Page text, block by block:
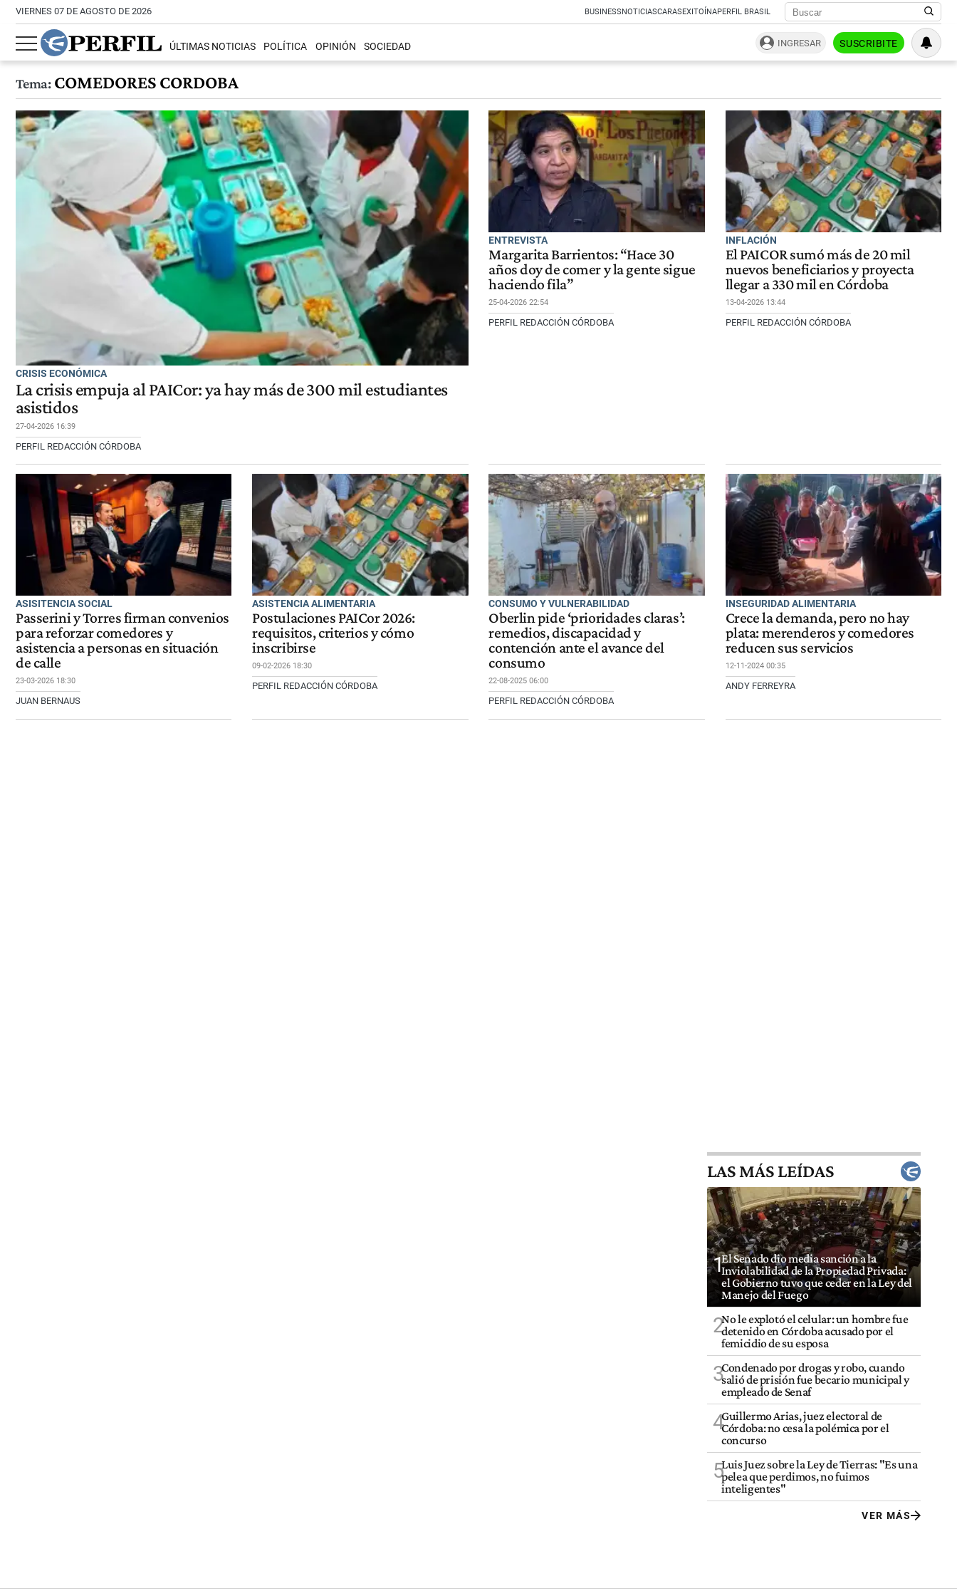
VIERNES 07 DE AGOSTO DE 2026 BUSINESSNOTICIASCARASEXITOÍNAPERFIL BRASIL
ÚLTIMAS NOTICIAS POLÍTICA OPINIÓN SOCIEDAD INGRESAR SUSCRIBITE
Tema:COMEDORES CORDOBA
CRISIS ECONÓMICA
La crisis empuja al PAICor: ya hay más de 300 mil estudiantes
asistidos
27-04-2026 16:39
PERFIL REDACCIÓN CÓRDOBA
ENTREVISTA
Margarita Barrientos: “Hace 30
años doy de comer y la gente sigue
haciendo fila”
25-04-2026 22:54
PERFIL REDACCIÓN CÓRDOBA
INFLACIÓN
El PAICOR sumó más de 20 mil
nuevos beneficiarios y proyecta
llegar a 330 mil en Córdoba
13-04-2026 13:44
PERFIL REDACCIÓN CÓRDOBA
ASISITENCIA SOCIAL
Passerini y Torres firman convenios
para reforzar comedores y
asistencia a personas en situación
de calle
23-03-2026 18:30
JUAN BERNAUS
ASISTENCIA ALIMENTARIA
Postulaciones PAICor 2026:
requisitos, criterios y cómo
inscribirse
09-02-2026 18:30
PERFIL REDACCIÓN CÓRDOBA
CONSUMO Y VULNERABILIDAD
Oberlin pide ‘prioridades claras’:
remedios, discapacidad y
contención ante el avance del
consumo
22-08-2025 06:00
PERFIL REDACCIÓN CÓRDOBA
INSEGURIDAD ALIMENTARIA
Crece la demanda, pero no hay
plata: merenderos y comedores
reducen sus servicios
12-11-2024 00:35
ANDY FERREYRA
LAS MÁS LEÍDAS
1El Senado dio media sanción a la
Inviolabilidad de la Propiedad Privada:
el Gobierno tuvo que ceder en la Ley del
Manejo del Fuego
2No le explotó el celular: un hombre fue
detenido en Córdoba acusado por el
femicidio de su esposa
3Condenado por drogas y robo, cuando
salió de prisión fue becario municipal y
empleado de Senaf
4Guillermo Arias, juez electoral de
Córdoba: no cesa la polémica por el
concurso
5Luis Juez sobre la Ley de Tierras: "Es una
pelea que perdimos, no fuimos
inteligentes"
VER MÁS